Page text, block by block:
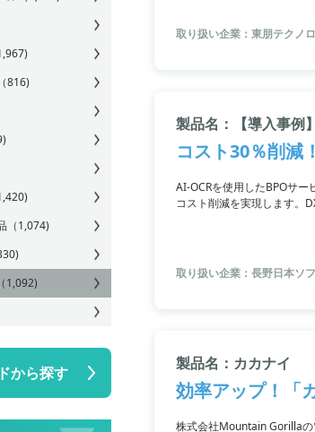
（816)
（1,074)
（1,092)
から探す
取り扱い企業：東朋テクノ
製品名：【導入事例
コスト30％削減
AI-OCRを使用したBPOサ
コスト削減を実現します。
取り扱い企業：長野日本ソ
製品名：カカナイ
効率アップ！「
株式会社Mountain Gorillaの